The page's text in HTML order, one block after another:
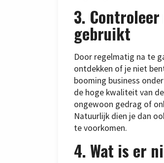
3.
gebruikt
Door regelmatig na te
ontdekken of je niet
booming business
de hoge kwaliteit van
ongewoon gedrag of
Natuurlijk dien je dan
te voorkomen.
4. Wat is er